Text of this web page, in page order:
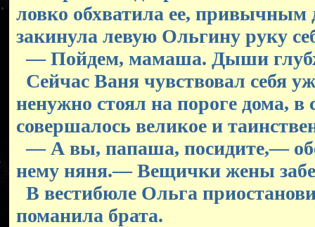
ловко обхватила ее, привычным
закинула левую Ольгину руку
— Пойдем, мамаша. Дыши
Сейчас Ваня чувствовал себя
ненужно стоял на пороге дома, в
совершалось великое и
— А вы, папаша, посидите,—
нему няня.— Вещички жены
В вестибюле Ольга
поманила брата.